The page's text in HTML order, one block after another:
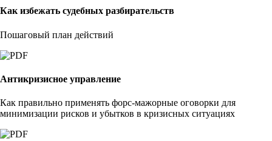
Как избежать судебных разбирательств
Пошаговый план действий
Антикризисное управление
Как правильно применять форс-мажорные оговорки для
минимизации рисков и убытков в кризисных ситуациях